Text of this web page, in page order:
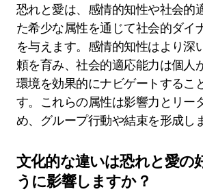
恐れと愛は、感情的知性や社会的
た希少な属性を通じて社会的ダイ
を与えます。感情的知性はより深
頼を育み、社会的適応能力は個人
環境を効果的にナビゲートするこ
す。これらの属性は影響力とリー
め、グループ行動や結束を形成し
文化的な違いは恐れと愛の
うに影響しますか？